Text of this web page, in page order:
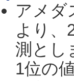
アメダ
より、
測とし
1位の